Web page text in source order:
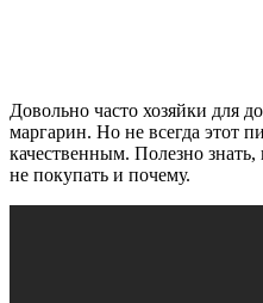
Довольно часто хозяйки для
маргарин. Но не всегда этот
качественным. Полезно
не покупать и почему.